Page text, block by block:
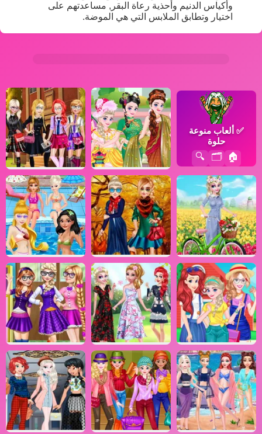
وأكياس الدنيم وأحذية رعاة البقر, مساعدتهم على
اختيار وتطابق الملابس التي هي الموضة.
✅ ألعاب منوعة
حلوة
🏠
🗂️
🔍